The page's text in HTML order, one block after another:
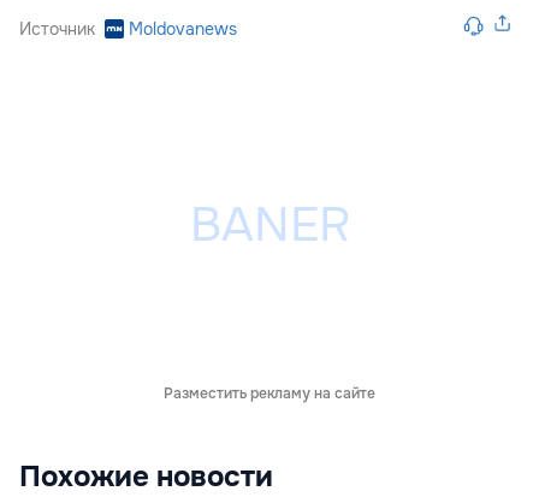
Источник Moldovanews
Разместить рекламу на сайте
Похожие новости